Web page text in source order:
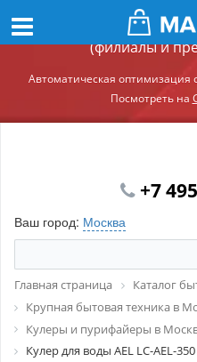
Демонстрационный
(филиалы и
Автоматическая оптимизация
Посмотреть на
+7
Ваш город: Москва
Главная страница
Каталог
Крупная бытовая техника в
Кулеры и пурифайеры в
Кулер для воды AEL LC-AEL-